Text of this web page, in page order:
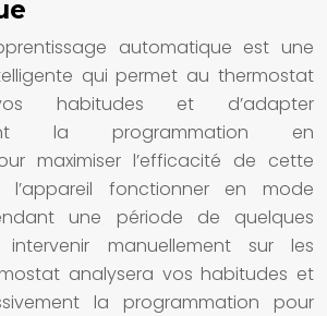
automatique est une
qui permet au thermostat
habitudes et d’adapter
la programmation en
maximiser l’efficacité de cette
l’appareil fonctionner en mode
une période de quelques
intervenir manuellement sur les
analysera vos habitudes et
la programmation pour